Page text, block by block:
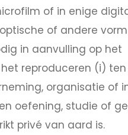
of in enige
of andere
in aanvulling op het
reproduceren (i)
organisatie of
oefening, studie of
privé van aard is.